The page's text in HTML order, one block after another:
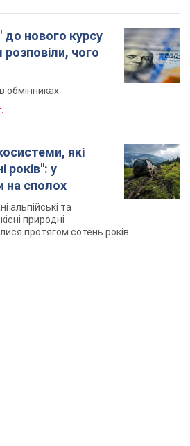
нового курсу
чого
обмінниках
які
років": у
на сполох
альпійські та
природні
протягом сотень років